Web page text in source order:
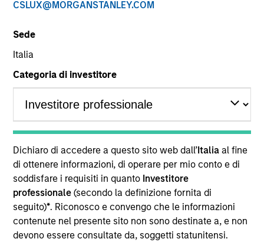
CSLUX@MORGANSTANLEY.COM
Sede
Italia
Categoria di investitore
Dichiaro di accedere a questo sito web dall’Italia al fine
di ottenere informazioni, di operare per mio conto e di
soddisfare i requisiti in quanto Investitore
professionale(secondo la definizione fornita di
seguito)*. Riconosco e convengo che le informazioni
contenute nel presente sito non sono destinate a, e non
devono essere consultate da, soggetti statunitensi.
Rendimenti nell’anno solare.
*Devise de référence du fonds
Comparti di Morgan Stanley Investment Funds, una
società di investimento a capitale variabile di diritto
lussemburghese. (la “Società”) è registrata nel
Granducato di Lussemburgo come organismo
d’investimento collettivo ai sensi della Parte 1 della Legge
del 17 dicembre 2010 e successive modifiche. La Società è
un organismo d’investimento collettivo in valori mobiliari
(“OICVM”).